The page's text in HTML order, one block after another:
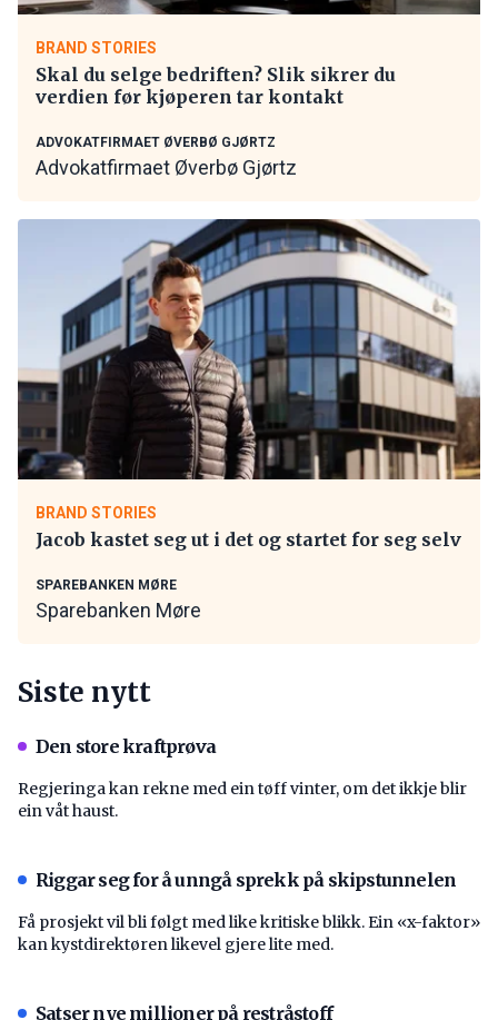
BRAND STORIES
Skal du selge bedriften? Slik sikrer du
verdien før kjøperen tar kontakt
ADVOKATFIRMAET ØVERBØ GJØRTZ
Advokatfirmaet Øverbø Gjørtz
BRAND STORIES
Jacob kastet seg ut i det og startet for seg selv
SPAREBANKEN MØRE
Sparebanken Møre
Siste nytt
Den store kraftprøva
Regjeringa kan rekne med ein tøff vinter, om det ikkje blir
ein våt haust.
Riggar seg for å unngå sprekk på skipstunnelen
Få prosjekt vil bli følgt med like kritiske blikk. Ein «x-faktor»
kan kystdirektøren likevel gjere lite med.
Satser nye millioner på restråstoff